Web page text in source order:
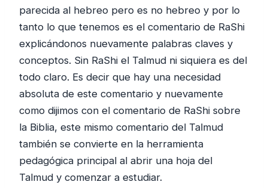
parecida al hebreo pero es no hebreo y por lo
tanto lo que tenemos es el comentario de RaShi
explicándonos nuevamente palabras claves y
conceptos. Sin RaShi el Talmud ni siquiera es del
todo claro. Es decir que hay una necesidad
absoluta de este comentario y nuevamente
como dijimos con el comentario de RaShi sobre
la Biblia, este mismo comentario del Talmud
también se convierte en la herramienta
pedagógica principal al abrir una hoja del
Talmud y comenzar a estudiar.